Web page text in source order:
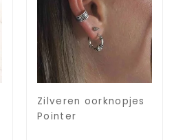
Zilveren oorknopjes
Pointer